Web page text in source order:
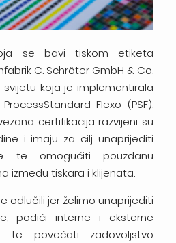
se bavi tiskom etiketa
C. Schröter GmbH & Co.
koja je implementirala
ProcessStandard Flexo (PSF).
certifikacija razvijeni su
i imaju za cilj unaprijediti
te omogućiti pouzdanu
između tiskara i klijenata.
odlučili jer želimo unaprijediti
podići interne i eksterne
te povećati zadovoljstvo